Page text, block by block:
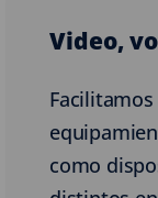
Video,
como